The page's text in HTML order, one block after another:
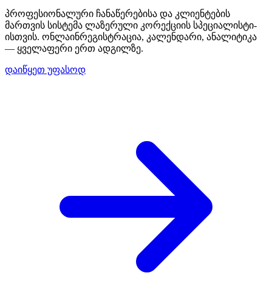
პროფესიონალური ჩანაწერებისა და კლიენტების
მართვის სისტემა ლაზერული კორექციის სპეციალისტი-
ისთვის. ონლაინრეგისტრაცია, კალენდარი, ანალიტიკა
— ყველაფერი ერთ ადგილზე.
დაიწყეთ უფასოდ